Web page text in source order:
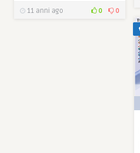
11 anni ago 0 0